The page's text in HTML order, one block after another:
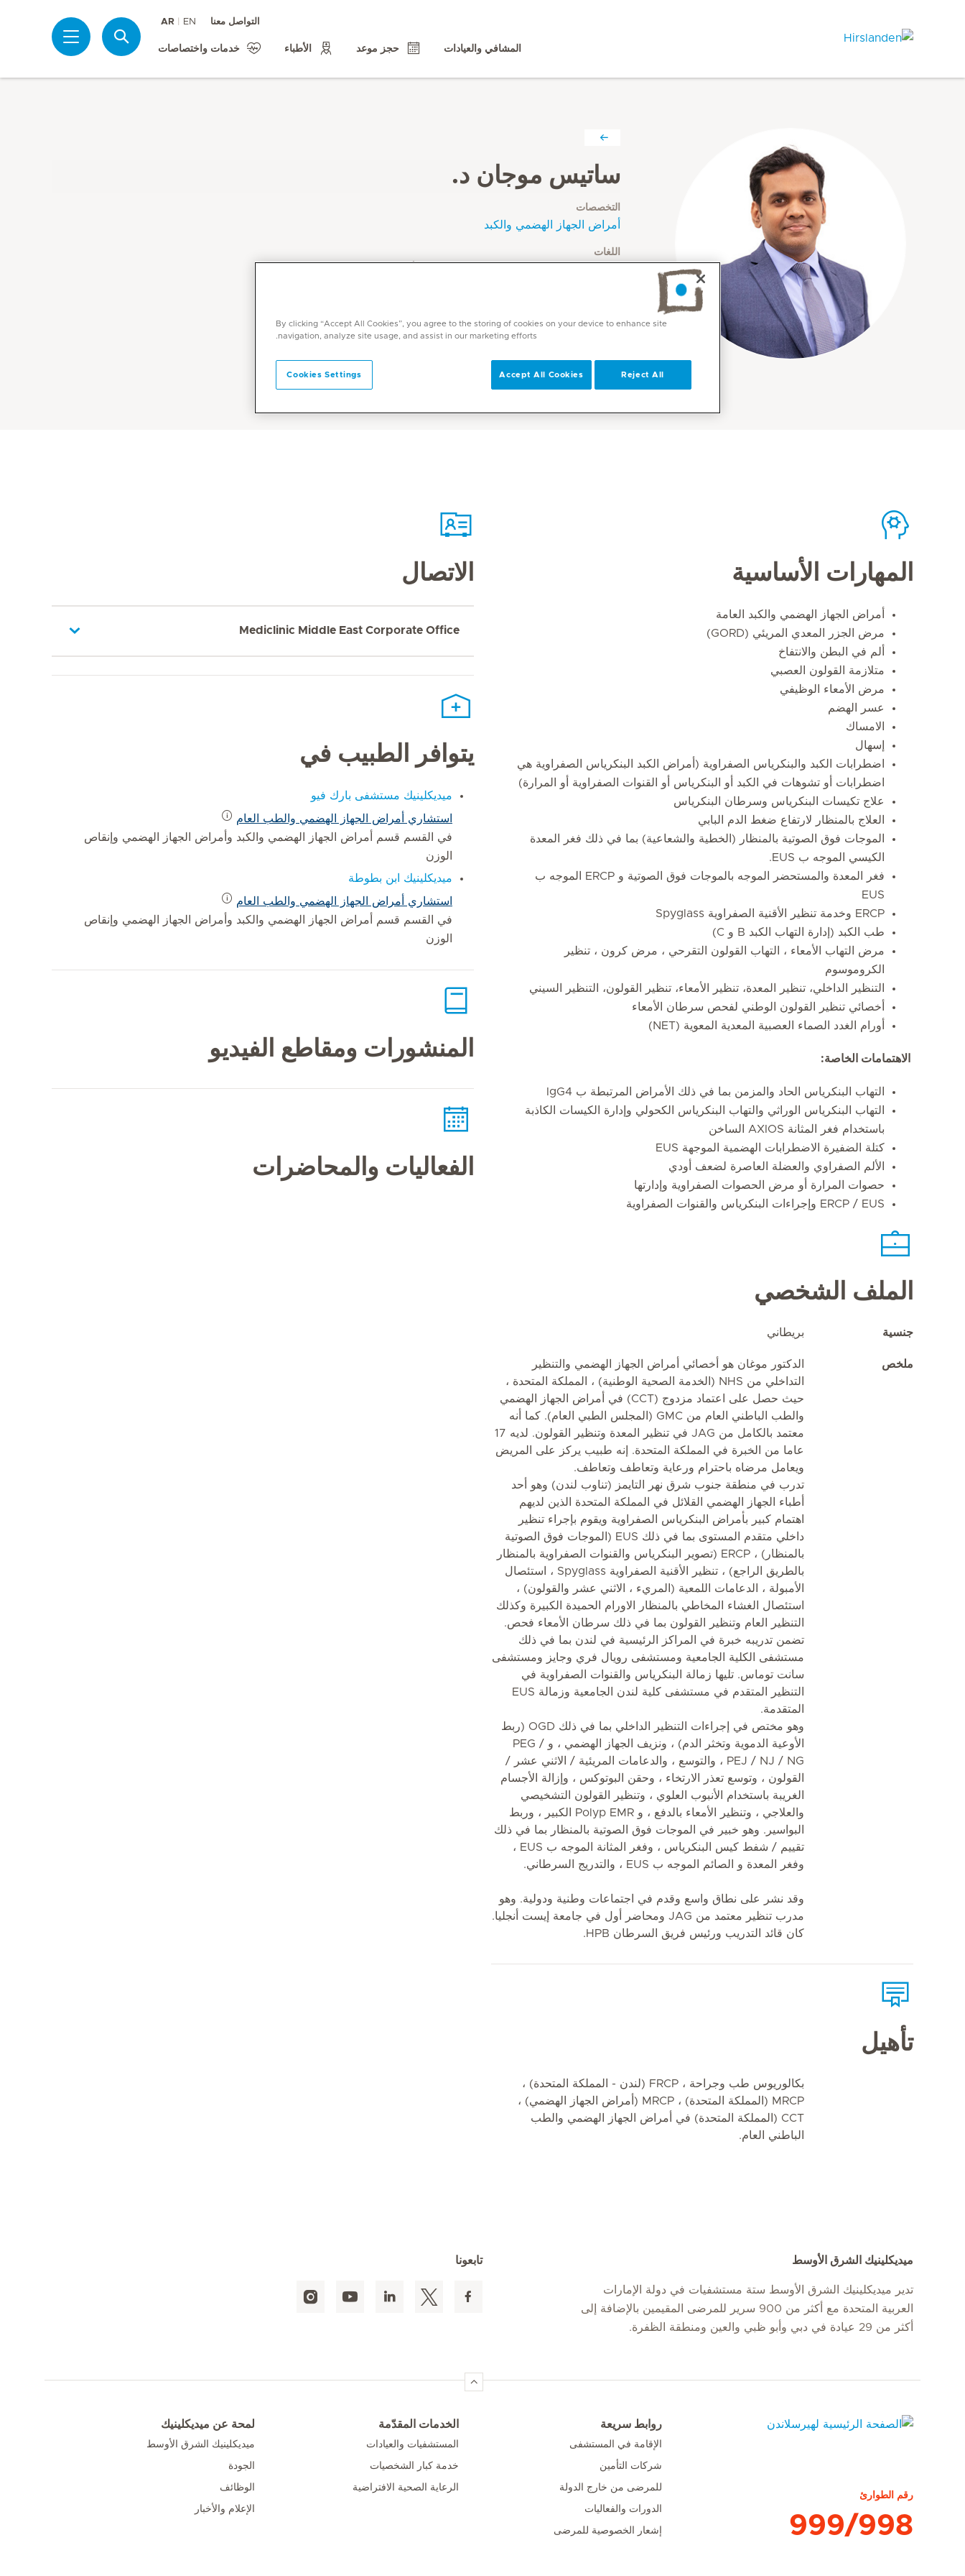
التواصل معنا EN
AR
المشافي والعيادات حجز موعد الأطباء خدمات واختصاصات
ساتيس موجان د.
التخصصات
أمراض الجهاز الهضمي والكبد
اللغات
المهارات الأساسية
أمراض الجهاز الهضمي والكبد العامة
مرض الجزر المعدي المريئي (GORD)
ألم في البطن والانتفاخ
متلازمة القولون العصبي
مرض الأمعاء الوظيفي
عسر الهضم
الامساك
إسهال
اضطرابات الكبد والبنكرياس الصفراوية (أمراض الكبد البنكرياس الصفراوية هي
اضطرابات أو تشوهات في الكبد أو البنكرياس أو القنوات الصفراوية أو المرارة)
علاج تكيسات البنكرياس وسرطان البنكرياس
العلاج بالمنظار لارتفاع ضغط الدم البابي
الموجات فوق الصوتية بالمنظار (الخطية والشعاعية) بما في ذلك فغر المعدة
الكيسي الموجه ب EUS.
فغر المعدة والمستحضر الموجه بالموجات فوق الصوتية و ERCP الموجه ب
EUS
ERCP وخدمة تنظير الأقنية الصفراوية Spyglass
طب الكبد (إدارة التهاب الكبد B و C)
مرض التهاب الأمعاء ، التهاب القولون التقرحي ، مرض كرون ، تنظير
الكروموسوم
التنظير الداخلي، تنظير المعدة، تنظير الأمعاء، تنظير القولون، التنظير السيني
أخصائي تنظير القولون الوطني لفحص سرطان الأمعاء
أورام الغدد الصماء العصبية المعدية المعوية (NET)
الاهتمامات الخاصة:
التهاب البنكرياس الحاد والمزمن بما في ذلك الأمراض المرتبطة ب IgG4
التهاب البنكرياس الوراثي والتهاب البنكرياس الكحولي وإدارة الكيسات الكاذبة
باستخدام فغر المثانة AXIOS الساخن
كتلة الضفيرة الاضطرابات الهضمية الموجهة EUS
الألم الصفراوي والعضلة العاصرة لضعف أودي
حصوات المرارة أو مرض الحصوات الصفراوية وإدارتها
ERCP / EUS وإجراءات البنكرياس والقنوات الصفراوية
الملف الشخصي
جنسية بريطاني
ملخص
الدكتور موغان هو أخصائي أمراض الجهاز الهضمي والتنظير
التداخلي من NHS (الخدمة الصحية الوطنية) ، المملكة المتحدة ،
حيث حصل على اعتماد مزدوج (CCT) في أمراض الجهاز الهضمي
والطب الباطني العام من GMC (المجلس الطبي العام). كما أنه
معتمد بالكامل من JAG في تنظير المعدة وتنظير القولون. لديه 17
عاما من الخبرة في المملكة المتحدة. إنه طبيب يركز على المريض
ويعامل مرضاه باحترام ورعاية وتعاطف وتعاطف.
تدرب في منطقة جنوب شرق نهر التايمز (تناوب لندن) وهو أحد
أطباء الجهاز الهضمي القلائل في المملكة المتحدة الذين لديهم
اهتمام كبير بأمراض البنكرياس الصفراوية ويقوم بإجراء تنظير
داخلي متقدم المستوى بما في ذلك EUS (الموجات فوق الصوتية
بالمنظار) ، ERCP (تصوير البنكرياس والقنوات الصفراوية بالمنظار
بالطريق الراجع) ، تنظير الأقنية الصفراوية Spyglass ، استئصال
الأمبولة ، الدعامات اللمعية (المريء ، الاثني عشر والقولون) ،
استئصال الغشاء المخاطي بالمنظار الاورام الحميدة الكبيرة وكذلك
التنظير العام وتنظير القولون بما في ذلك سرطان الأمعاء فحص.
تضمن تدريبه خبرة في المراكز الرئيسية في لندن بما في ذلك
مستشفى الكلية الجامعية ومستشفى رويال فري وجايز ومستشفى
سانت توماس. تليها زمالة البنكرياس والقنوات الصفراوية في
التنظير المتقدم في مستشفى كلية لندن الجامعية وزمالة EUS
المتقدمة.
وهو مختص في إجراءات التنظير الداخلي بما في ذلك OGD (ربط
الأوعية الدموية وتخثر الدم) ، ونزيف الجهاز الهضمي ، و PEG /
PEJ / NJ / NG ، والتوسع ، والدعامات المريئية / الاثني عشر /
القولون ، وتوسع تعذر الارتخاء ، وحقن البوتوكس ، وإزالة الأجسام
الغريبة باستخدام الأنبوب العلوي ، وتنظير القولون التشخيصي
والعلاجي ، وتنظير الأمعاء بالدفع ، و Polyp EMR الكبير ، وربط
البواسير. وهو خبير في الموجات فوق الصوتية بالمنظار بما في ذلك
تقييم / شفط كيس البنكرياس ، وفغر المثانة الموجه ب EUS ،
وفغر المعدة و الصائم الموجه ب EUS ، والتدريج السرطاني.
وقد نشر على نطاق واسع وقدم في اجتماعات وطنية ودولية. وهو
مدرب تنظير معتمد من JAG ومحاضر أول في جامعة إيست أنجليا.
كان قائد التدريب ورئيس فريق السرطان HPB.
تأهيل
بكالوريوس طب وجراحة ، FRCP (لندن - المملكة المتحدة) ،
MRCP (المملكة المتحدة) ، MRCP (أمراض الجهاز الهضمي) ،
CCT (المملكة المتحدة) في أمراض الجهاز الهضمي والطب
الباطني العام.
الاتصال
Mediclinic Middle East Corporate Office
يتوافر الطبيب في
ميديكلينيك مستشفى بارك فيو
استشاري أمراض الجهاز الهضمي والطب العام
في القسم قسم أمراض الجهاز الهضمي والكبد وأمراض الجهاز الهضمي وإنقاص
الوزن
ميديكلينيك ابن بطوطة
استشاري أمراض الجهاز الهضمي والطب العام
في القسم قسم أمراض الجهاز الهضمي والكبد وأمراض الجهاز الهضمي وإنقاص
الوزن
المنشورات ومقاطع الفيديو
الفعاليات والمحاضرات
ميديكلينيك الشرق الأوسط
تدير ميديكلينيك الشرق الأوسط ستة مستشفيات في دولة الإمارات
العربية المتحدة مع أكثر من 900 سرير للمرضى المقيمين بالإضافة إلى
أكثر من 29 عيادة في دبي وأبو ظبي والعين ومنطقة الظفرة.
تابعونا
رقم الطوارئ
999/998
روابط سريعة
الإقامة في المستشفى
شركات التأمين
للمرضى من خارج الدولة
الدورات والفعاليات
إشعار الخصوصية للمرضى
الخدمات المقدّمة
المستشفيات والعيادات
خدمة كبار الشخصيات
الرعاية الصحية الافتراضية
لمحة عن ميديكلينيك
ميديكلينيك الشرق الأوسط
الجودة
الوظائف
الإعلام والأخبار
By clicking “Accept All Cookies”, you agree to the storing of cookies on your device to enhance site
navigation, analyze site usage, and assist in our marketing efforts.
Cookies Settings Reject All
Accept All Cookies